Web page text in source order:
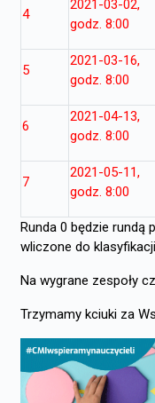
4
2021-03-02,
godz. 8:00
5
2021-03-16,
godz. 8:00
6
2021-04-13,
godz. 8:00
7
2021-05-11,
godz. 8:00
Runda 0 będzie rundą
wliczone do
Na wygrane zespoły
Trzymamy kciuki za